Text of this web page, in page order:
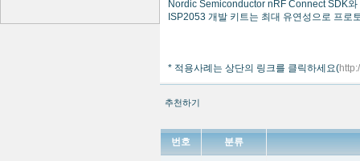
Nordic Semiconductor nRF Connect SDK
ISP2053 개발 키트는 최대 유연성으로 프로
* 적용사례는 상단의 링크를 클릭하세요(
추천하기
번호 분류